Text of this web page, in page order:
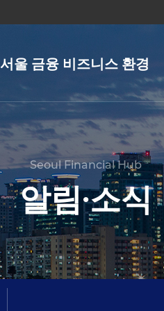
서울 금융 비즈니스 환경
Seoul Financial Hub
알림∙소식